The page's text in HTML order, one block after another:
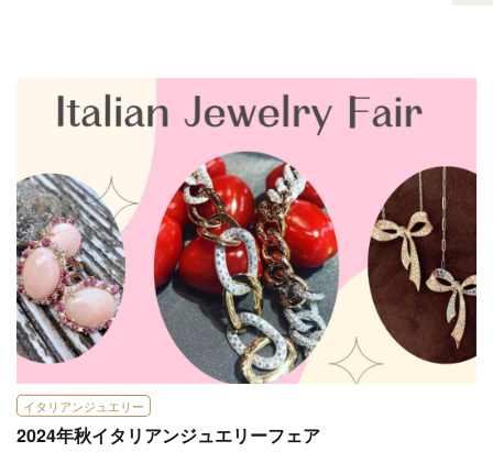
イタリアンジュエリー
2024年秋イタリアンジュエリーフェア